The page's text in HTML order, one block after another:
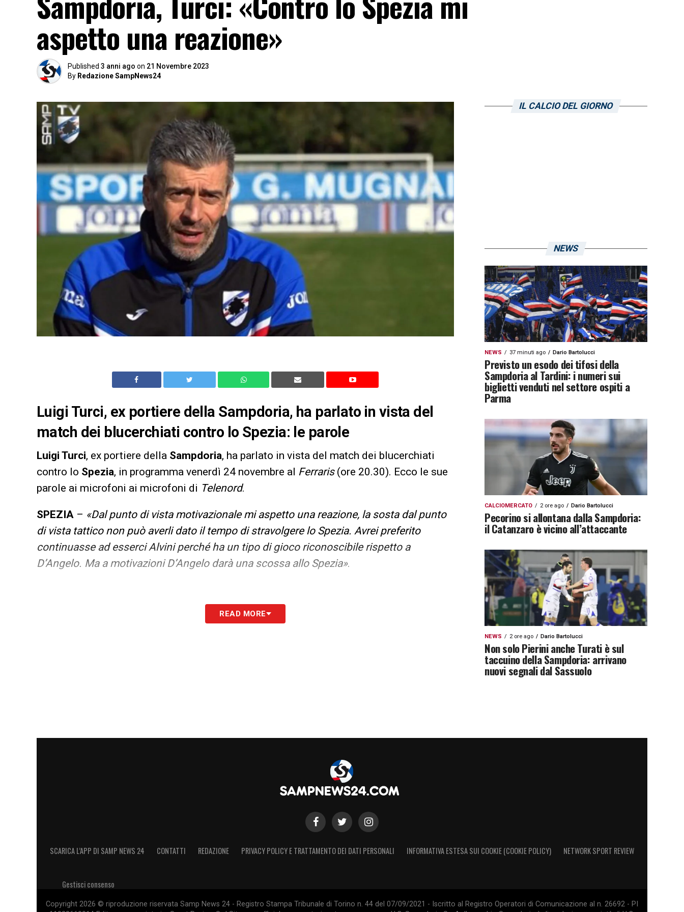
aspetto una reazione»
Published 3 anni ago on 21 Novembre 2023
By Redazione SampNews24
Luigi Turci, ex portiere della Sampdoria, ha parlato in vista del
match dei blucerchiati contro lo Spezia: le parole
Luigi Turci, ex portiere della Sampdoria, ha parlato in vista del match dei blucerchiati
contro lo Spezia, in programma venerdì 24 novembre al Ferraris(ore 20.30). Ecco le sue
parole ai microfoni ai microfoni di Telenord.
SPEZIA – «Dal punto di vista motivazionale mi aspetto una reazione, la sosta dal punto
di vista tattico non può averli dato il tempo di stravolgere lo Spezia. Avrei preferito
continuasse ad esserci Alvini perché ha un tipo di gioco riconoscibile rispetto a
D’Angelo. Ma a motivazioni D’Angelo darà una scossa allo Spezia».
LA PLAYLIST DELLE NOSTRE TOP NEWSREAD MORE
IL CALCIO DEL GIORNO
NEWS
NEWS 37 minuti ago Dario Bartolucci
Previsto un esodo dei tifosi della
Sampdoria al Tardini: i numeri sui
biglietti venduti nel settore ospiti a
Parma
CALCIOMERCATO 2 ore ago Dario Bartolucci
Pecorino si allontana dalla Sampdoria:
il Catanzaro è vicino all’attaccante
NEWS 2 ore ago Dario Bartolucci
Non solo Pierini anche Turati è sul
taccuino della Sampdoria: arrivano
nuovi segnali dal Sassuolo
SCARICA L’APP DI SAMP NEWS 24 CONTATTI REDAZIONE PRIVACY POLICY E TRATTAMENTO DEI DATI PERSONALI INFORMATIVA ESTESA SUI COOKIE (COOKIE POLICY) NETWORK SPORT REVIEW
Gestisci consenso
Copyright 2026 © riproduzione riservata Samp News 24 - Registro Stampa Tribunale di Torino n. 44 del 07/09/2021 - Iscritto al Registro Operatori di Comunicazione al n. 26692 - PI